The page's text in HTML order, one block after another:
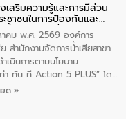
วัดชัยนาท โดยมีนายแสงชัย
ทศมนตรีตำบลวัดสิงห์ คณะผู้
ลตำบลวัดสิงห์ ผู้นำชุมชน และ
พื้นที่เทศบาลตำบลวัดสิงก์ที่มี
ยในโครงก่อสร้างศูนย์บริหาร
พน้ำเทศบาลตำบลวัดสิงห์
ให้การต้อนรับ
เสริมความรู้และการมีส่วน
ชาชนในการป้องกันและ
น้ำเสียอย่างยั่งยืน
คม พ.ศ. 2569 องค์การ
สำนักงานจัดการน้ำเสียสาขา
เนินการตามนโยบาย
ำ ทัน ที Action 5 PLUS” โดย
งเสริมความรู้และการมีส่วน
ยด »